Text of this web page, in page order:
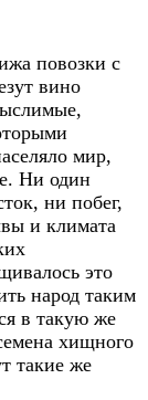
повозки с
вино
мир,
Ни один
ни побег,
и климата
это
народ таким
в такую же
хищного
такие же